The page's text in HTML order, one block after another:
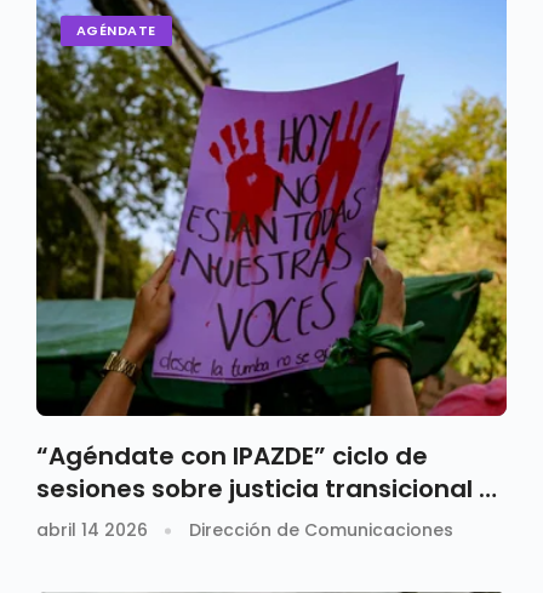
AGÉNDATE
“Agéndate con IPAZDE” ciclo de
sesiones sobre justicia transicional y
construcción de paz
abril 14 2026 Dirección de Comunicaciones